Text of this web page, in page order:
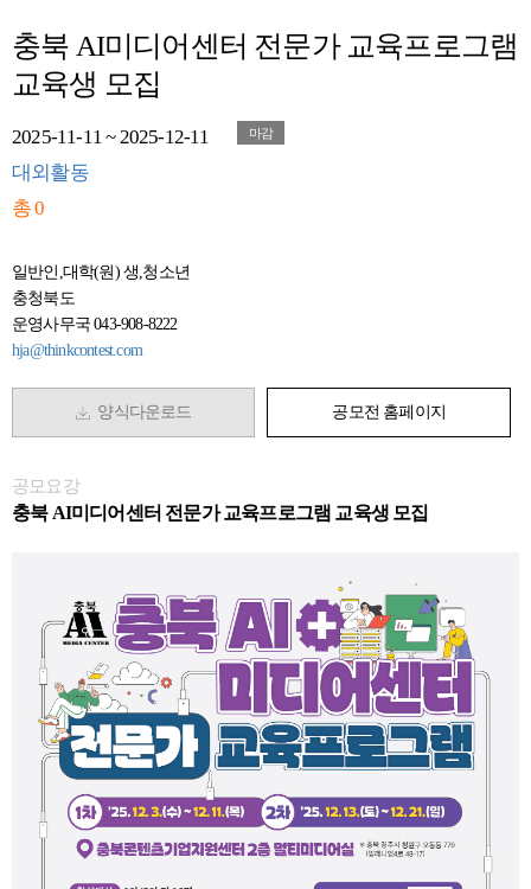
충북 AI미디어센터 전문가 교육프로그램
교육생 모집
2025-11-11 ~ 2025-12-11 마감
대외활동
총 0
일반인,대학(원) 생,청소년
충청북도
운영사무국 043-908-8222
hja@thinkcontest.com
양식다운로드 공모전 홈페이지
공모요강
충북 AI미디어센터 전문가 교육프로그램 교육생 모집